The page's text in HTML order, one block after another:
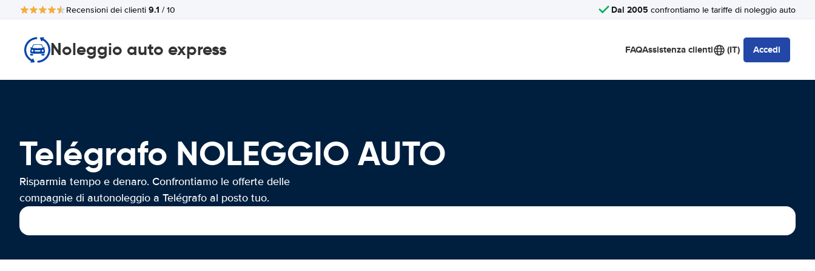
Recensioni dei clienti 9.1 / 10 Dal 2005 confrontiamo le tariffe di noleggio auto
Noleggio auto express FAQAssistenza clienti (IT) Accedi
Telégrafo NOLEGGIO AUTO
Risparmia tempo e denaro. Confrontiamo le offerte delle
compagnie di autonoleggio a Telégrafo al posto tuo.